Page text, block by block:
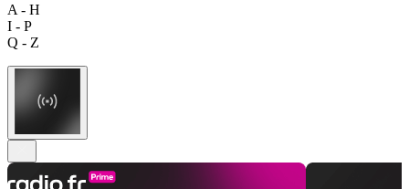
A - H
I - P
Q - Z